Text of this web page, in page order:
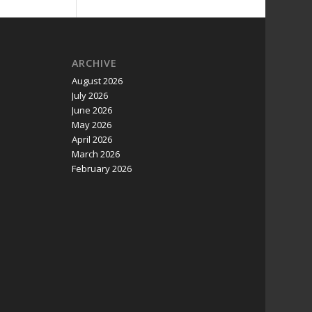
ARCHIVE
August 2026
July 2026
June 2026
May 2026
April 2026
March 2026
February 2026